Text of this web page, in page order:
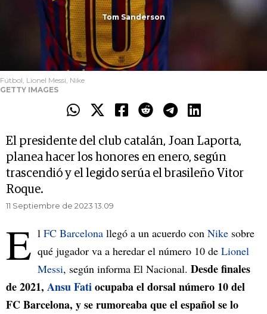
Tom Sanderson
Fútbol, Lionel Messi, Nike
GETTY IMAGES
El presidente del club catalán, Joan Laporta,
planea hacer los honores en enero, según
trascendió y el legido serúa el brasileño Vitor
Roque.
11 Septiembre de 2023 13.09
E l FC Barcelona llegó a un acuerdo con Nike sobre
qué jugador va a heredar el número 10 de Lionel
Messi, según informa El Nacional. Desde finales
de 2021, Ansu Fatiocupaba el dorsal número 10 del
FC Barcelona, y se rumoreaba que el español se lo